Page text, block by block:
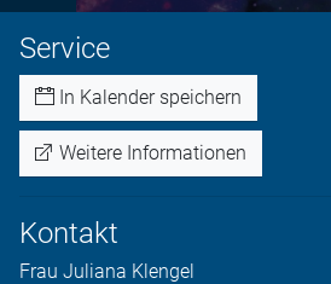
Service
In Kalender speichern
Weitere Informationen
Kontakt
Frau Juliana Klengel